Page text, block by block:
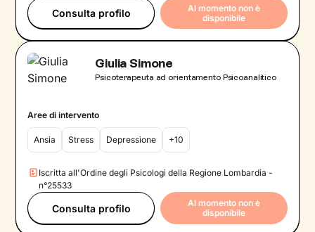
Consulta profilo
Al momento non è
disponibile
Giulia Simone
Psicoterapeuta ad orientamento Psicoanalitico
Aree di intervento
Ansia Stress Depressione +10
Iscritta all'Ordine degli Psicologi della Regione Lombardia -
n°25533
Consulta profilo
Al momento non è
disponibile